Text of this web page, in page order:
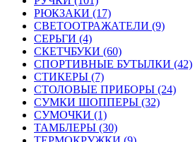
РЮКЗАКИ (17)
СВЕТООТРАЖАТЕЛИ (9)
СЕРЬГИ (4)
СКЕТЧБУКИ (60)
СПОРТИВНЫЕ БУТЫЛКИ (42)
СТИКЕРЫ (7)
СТОЛОВЫЕ ПРИБОРЫ (24)
СУМКИ ШОППЕРЫ (32)
СУМОЧКИ (1)
ТАМБЛЕРЫ (30)